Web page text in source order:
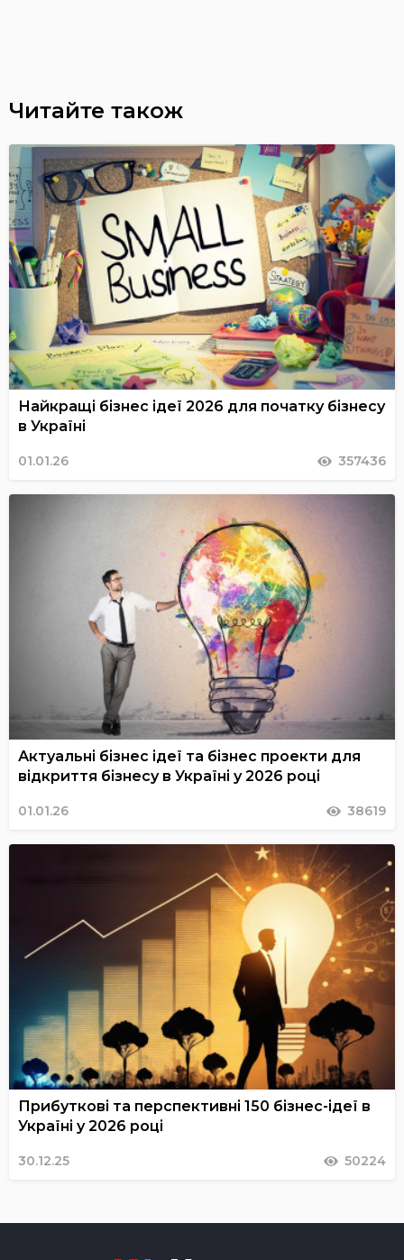
Читайте також
Найкращі бізнес ідеї 2026 для початку бізнесу
в Україні
01.01.26 357436
Актуальні бізнес ідеї та бізнес проекти для
відкриття бізнесу в Україні у 2026 році
01.01.26 38619
Прибуткові та перспективні 150 бізнес-ідеї в
Україні у 2026 році
30.12.25 50224